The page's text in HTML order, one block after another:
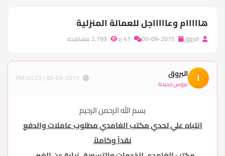
هااااام وعاااااجل للعمالة المنزلية
البروق
ا البروق
عروس جديدة
بسم الله الرحمن الرحيم
انتباه علي تحدي مكتب الغامدي مطلوب عاملات والدفع
نقداً وكاملاً